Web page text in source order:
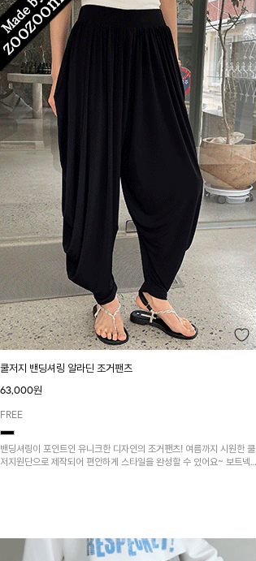
쿨저지 밴딩셔링 알라딘 조거팬츠
63,000원
FREE
밴딩셔링이 포인트인 유니크한 디자인의 조거팬츠! 여름까지 시원한 쿨
저지원단으로 제작되어 편안하게 스타일을 완성할 수 있어요~ 보트넥